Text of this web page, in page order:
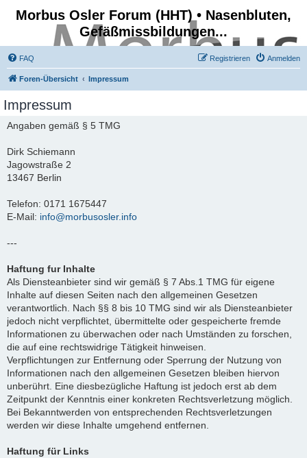
Morbus Osler Forum (HHT) • Nasenbluten,
Gefäßmissbildungen...
FAQ Anmelden
Registrieren
Foren-Übersicht Impressum
Impressum
Angaben gemäß § 5 TMG
Dirk Schiemann
Jagowstraße 2
13467 Berlin
Telefon: 0171 1675447
E-Mail: info@morbusosler.info
---
Haftung fur Inhalte
Als Diensteanbieter sind wir gemäß § 7 Abs.1 TMG für eigene
Inhalte auf diesen Seiten nach den allgemeinen Gesetzen
verantwortlich. Nach §§ 8 bis 10 TMG sind wir als Diensteanbieter
jedoch nicht verpflichtet, übermittelte oder gespeicherte fremde
Informationen zu überwachen oder nach Umständen zu forschen,
die auf eine rechtswidrige Tätigkeit hinweisen.
Verpflichtungen zur Entfernung oder Sperrung der Nutzung von
Informationen nach den allgemeinen Gesetzen bleiben hiervon
unberührt. Eine diesbezügliche Haftung ist jedoch erst ab dem
Zeitpunkt der Kenntnis einer konkreten Rechtsverletzung möglich.
Bei Bekanntwerden von entsprechenden Rechtsverletzungen
werden wir diese Inhalte umgehend entfernen.
Haftung für Links